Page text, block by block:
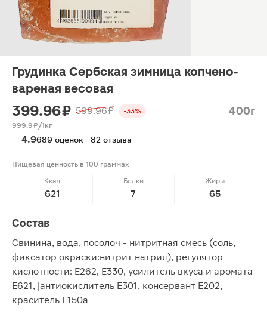
Грудинка Сербская зимница копчено-
вареная весовая
399.96 ₽ 599.96 ₽ -33% 400г
999.9 ₽/1кг
4.9689 оценок · 82 отзыва
Пищевая ценность в 100 граммах
Ккал
621
Белки
7
Жиры
65
Состав
Свинина, вода, посолоч - нитритная смесь (соль,
фиксатор окраски:нитрит натрия), регулятор
кислотности: Е262, Е330, усилитель вкуса и аромата
Е621, |антиокислитель Е301, консервант Е202,
краситель Е150а